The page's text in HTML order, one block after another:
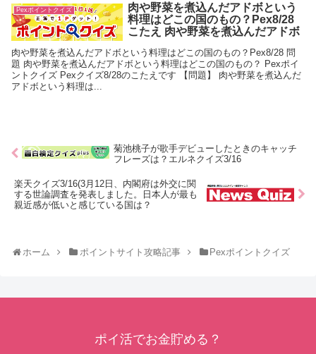
Pexポイントクイズ
肉や野菜を煮込んだアドボという
料理はどこの国のもの？Pex8/28
こたえ 肉や野菜を煮込んだアドボ
肉や野菜を煮込んだアドボという料理はどこの国のもの？Pex8/28 問
題 肉や野菜を煮込んだアドボという料理はどこの国のもの？ Pexポイ
ントクイズ Pexクイズ8/28のこたえです 【問題】 肉や野菜を煮込んだ
アドボという料理は...
菊池桃子が歌手デビューしたときのキャッチ
フレーズは？エルネクイズ3/16
楽天クイズ3/16(3月12日、内閣府は外交に関
する世論調査を発表しました。日本人が最も
親近感が低いと感じている国は？
ホーム ポイントサイト攻略記事 Pexポイントクイズ
ポイ活でお金貯める？